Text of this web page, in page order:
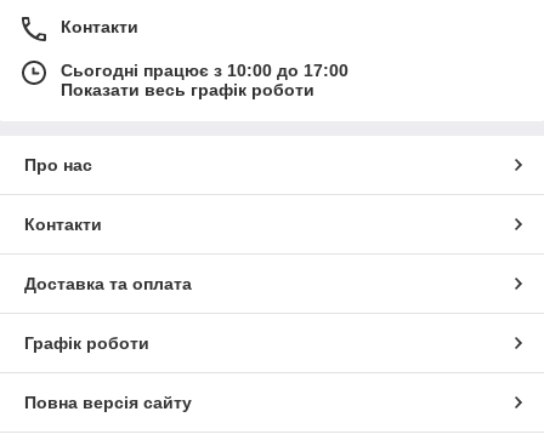
Контакти
Сьогодні працює з 10:00 до 17:00
Показати весь графік роботи
Про нас
Контакти
Доставка та оплата
Графік роботи
Повна версія сайту